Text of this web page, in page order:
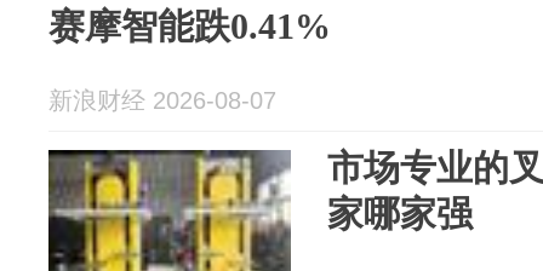
赛摩智能跌0.41%
新浪财经 2026-08-07
市场专业的
家哪家强